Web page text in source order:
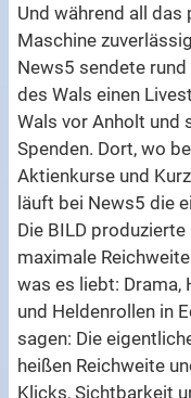
Und während all
Maschine
News5 sendete rund
des Wals einen
Wals vor Anholt und
Spenden. Dort, wo
Aktienkurse und
läuft bei News5 die
Die BILD
maximale
was es liebt: Drama,
und Heldenrollen in
sagen: Die
heißen Reichweite
Klicks, Sichtbarkeit